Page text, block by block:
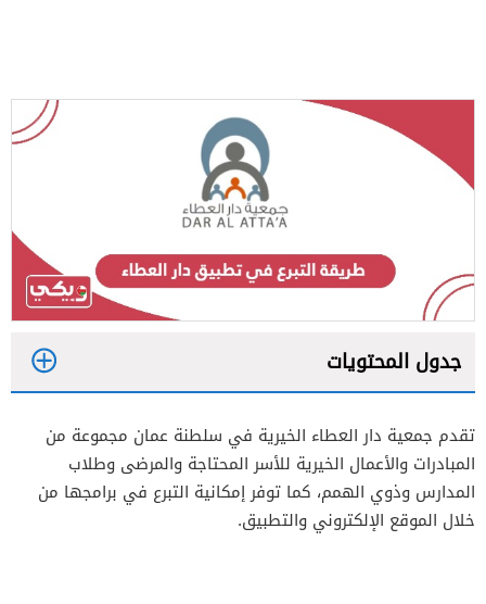
جدول المحتويات
2
تقدم جمعية دار العطاء الخيرية في سلطنة عمان مجموعة من
المبادرات والأعمال الخيرية للأسر المحتاجة والمرضى وطلاب
المدارس وذوي الهمم، كما توفر إمكانية التبرع في برامجها من
خلال الموقع الإلكتروني والتطبيق.